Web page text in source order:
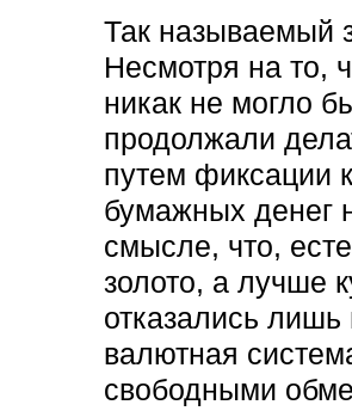
Так называемый
Несмотря на то,
никак не могло
продолжали
путем фиксации
бумажных денег
смысле, что,
золото, а лучше
отказались лишь
валютная
свободными